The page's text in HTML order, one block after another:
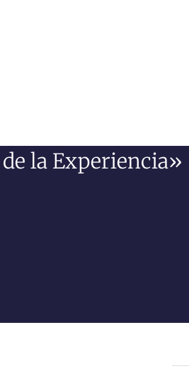
la Experiencia»